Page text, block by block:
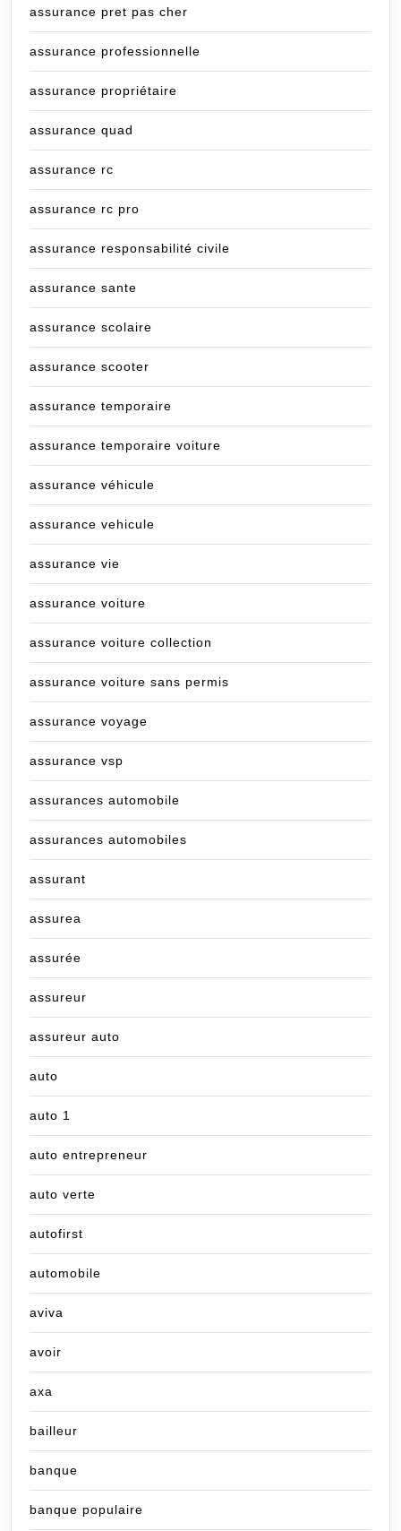
assurance pret pas cher
assurance professionnelle
assurance propriétaire
assurance quad
assurance rc
assurance rc pro
assurance responsabilité civile
assurance sante
assurance scolaire
assurance scooter
assurance temporaire
assurance temporaire voiture
assurance véhicule
assurance vehicule
assurance vie
assurance voiture
assurance voiture collection
assurance voiture sans permis
assurance voyage
assurance vsp
assurances automobile
assurances automobiles
assurant
assurea
assurée
assureur
assureur auto
auto
auto 1
auto entrepreneur
auto verte
autofirst
automobile
aviva
avoir
axa
bailleur
banque
banque populaire